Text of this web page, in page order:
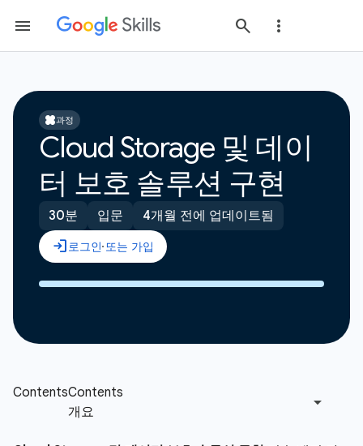
과정
Cloud Storage 및 데이
터 보호 솔루션 구현
30분 입문 4개월 전에 업데이트됨